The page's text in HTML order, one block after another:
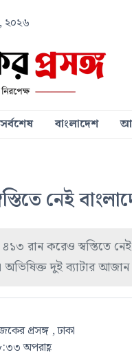
২০২৬
সর্বশেষ বাংলাদেশ
নেই
রান করেও স্বস্তিতে
অভিষিক্ত দুই ব্যাটার
প্রসঙ্গ , ঢাকা
অপরাহ্ণ